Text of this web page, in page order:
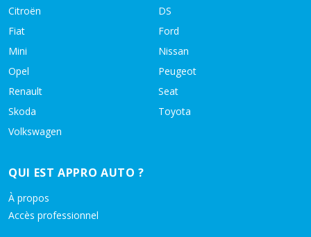
Citroën
DS
Fiat
Ford
Mini
Nissan
Opel
Peugeot
Renault
Seat
Skoda
Toyota
Volkswagen
QUI EST APPRO AUTO ?
À propos
Accès professionnel